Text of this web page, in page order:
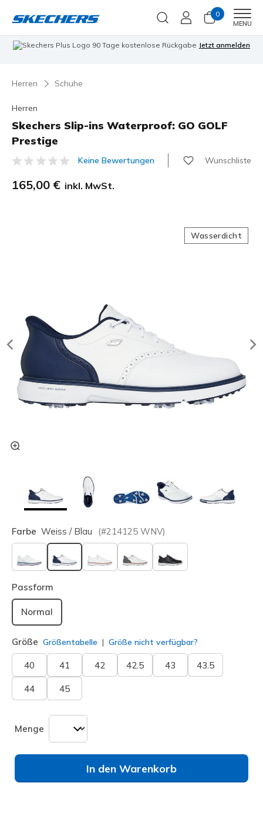
0
MENU
90 Tage kostenlose Rückgabe Jetzt anmelden
Herren Schuhe
Herren
Skechers Slip-ins Waterproof: GO GOLF
Prestige
5 von 5 Kundenbewertungen
Keine Bewertungen Wunschliste
165,00 € inkl. MwSt.
Wasserdicht
Farbe Weiss / Blau (#214125 WNV)
ausgewählt
Passform
Normal
Größe Größentabelle Größe nicht verfügbar?
40 41 42 42.5 43 43.5
44 45
Menge
In den Warenkorb